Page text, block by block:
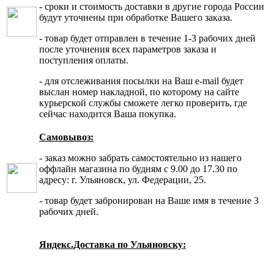
- сроки и стоимость доставки в другие города России
будут уточнены при обработке Вашего заказа.
- товар будет отправлен в течение 1-3 рабочих дней
после уточнения всех параметров заказа и
поступления оплаты.
- для отслеживания посылки на Ваш e-mail будет
выслан номер накладной, по которому на сайте
курьерской службы сможете легко проверить, где
сейчас находится Ваша покупка.
Самовывоз:
- заказ можно забрать самостоятельно из нашего
оффлайн магазина по будням с 9.00 до 17.30 по
адресу: г. Ульяновск, ул. Федерации, 25.
- товар будет забронирован на Ваше имя в течение 3
рабочих дней.
Яндекс.Доставка по Ульяновску: